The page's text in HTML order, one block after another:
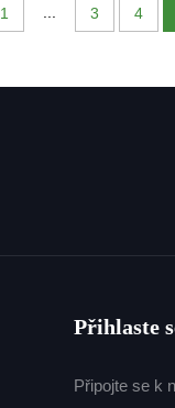
1 3 4
Přihlaste
Připojte se k